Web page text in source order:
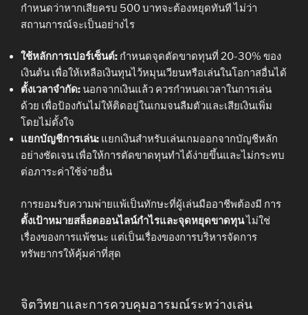
กำหนดว่าหากเสียครบ 500 บาทจะต้องหยุดทันที ไม่ว่า
สถานการณ์จะเป็นอย่างไร
ใช้หลักการเปอร์เซ็นต์: กำหนดจุดตัดขาดทุนที่ 20-30% ของ
เงินต้น เพื่อให้เหลือเงินทุนไว้หมุนเวียนหรือเล่นในโอกาสอื่นได้
ตั้งเวลาจำกัด: นอกจากเงินแล้ว ควรกำหนดเวลาในการเล่น
ด้วย เพื่อป้องกันไม่ให้ติดอยู่ในเกมจนลืมตัวและเสียเงินเพิ่ม
โดยไม่ตั้งใจ
แยกบัญชีการเล่น: แยกเงินสำหรับเล่นเกมออกจากบัญชีหลัก
อย่างชัดเจน เพื่อให้การตัดขาดทุนทำได้ง่ายขึ้นและไม่กระทบ
ต่อภาระค่าใช้จ่ายอื่น
การยอมรับความพ่ายแพ้เป็นทักษะที่ผู้เล่นมืออาชีพต้องมี การ
ตั้งเป้าหมายสล็อตออนไลน์กำไรและจุดหยุดขาดทุนไม่ใช่
เรื่องของการแพ้ชนะ แต่เป็นเรื่องของการบริหารจัดการ
ทรัพยากรให้คุ้มค่าที่สุด
จิตวิทยาและการควบคุมอารมณ์ระหว่างเล่น